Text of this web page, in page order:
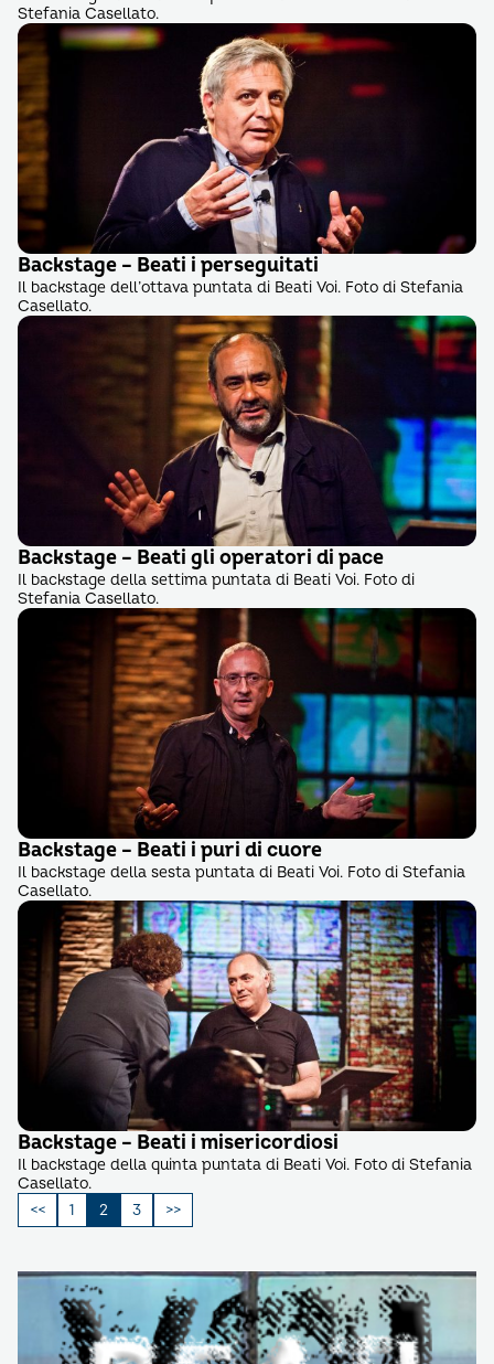
Stefania Casellato.
Backstage – Beati i perseguitati
Il backstage dell’ottava puntata di Beati Voi. Foto di Stefania
Casellato.
Backstage – Beati gli operatori di pace
Il backstage della settima puntata di Beati Voi. Foto di
Stefania Casellato.
Backstage – Beati i puri di cuore
Il backstage della sesta puntata di Beati Voi. Foto di Stefania
Casellato.
Backstage – Beati i misericordiosi
Il backstage della quinta puntata di Beati Voi. Foto di Stefania
Casellato.
Paginazione
degli
1 2 3